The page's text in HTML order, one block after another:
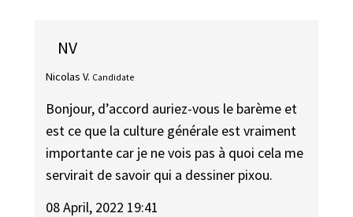
NV
Nicolas V. Candidate
Bonjour, d’accord auriez-vous le barème et
est ce que la culture générale est vraiment
importante car je ne vois pas à quoi cela me
servirait de savoir qui a dessiner pixou.
08 April, 2022 19:41